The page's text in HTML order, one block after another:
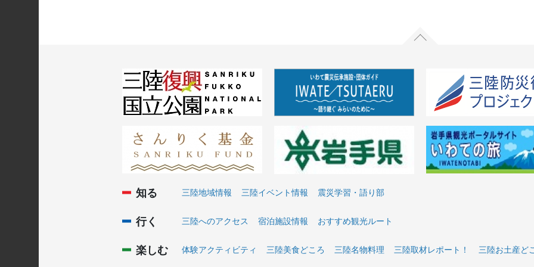
知る 三陸地域情報 三陸イベント情報 震災学習・語り部
行く 三陸へのアクセス 宿泊施設情報 おすすめ観光ルート
楽しむ 体験アクティビティ 三陸美食どころ 三陸名物料理 三陸取材レポート！ 三陸お土産ど